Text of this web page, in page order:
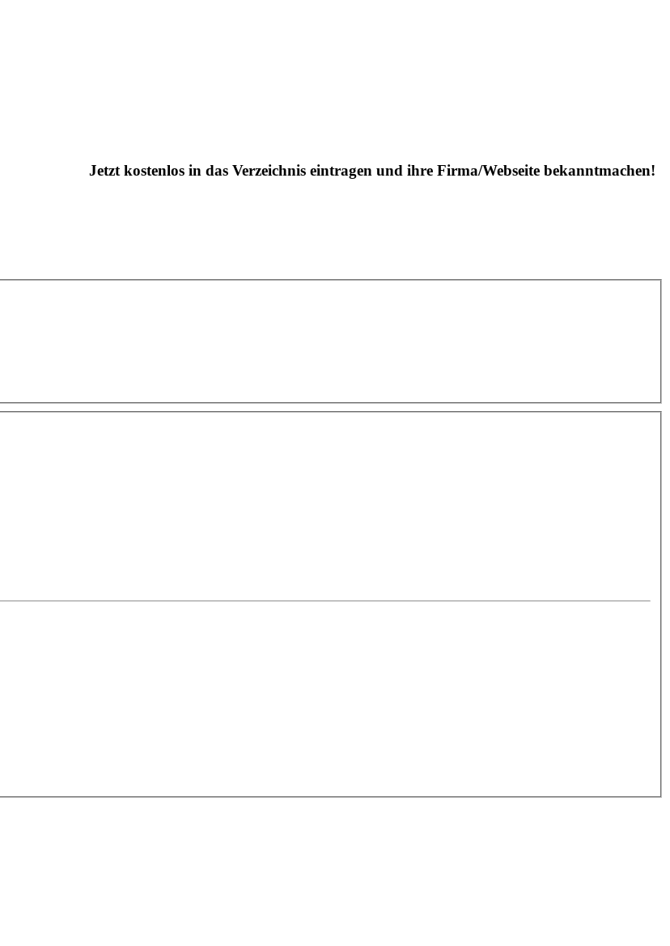
Jetzt kostenlos in das Verzeichnis eintragen und ihre Firma/Webseite bekanntmachen!